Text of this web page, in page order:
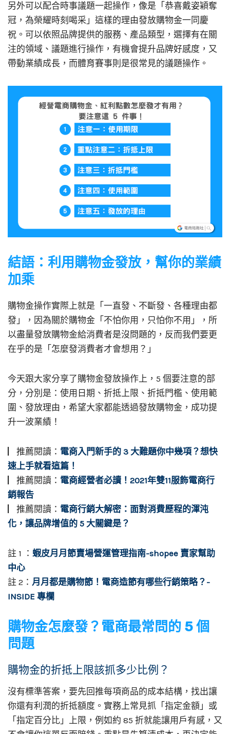
另外可以配合時事議題一起操作，像是「恭喜戴姿穎奪
冠，為榮耀時刻喝采」這樣的理由發放購物金一同慶
祝。可以依照品牌提供的服務、產品類型，選擇有在關
注的領域、議題進行操作，有機會提升品牌好感度，又
帶動業績成長，而體育賽事則是很常見的議題操作。
結語：利用購物金發放，幫你的業績
加乘
購物金操作實際上就是「一直發、不斷發、各種理由都
發」，因為關於購物金「不怕你用，只怕你不用」，所
以盡量發放購物金給消費者是沒問題的，反而我們要更
在乎的是「怎麼發消費者才會想用？」
今天跟大家分享了購物金發放操作上，5 個要注意的部
分，分別是：使用日期、折抵上限、折抵門檻、使用範
圍、發放理由，希望大家都能透過發放購物金，成功提
升一波業績！
▏推薦閱讀： 電商入門新手的 3 大難題你中幾項？想快
速上手就看這篇！
▏推薦閱讀： 電商經營者必讀！2021年雙11服飾電商行
銷報告
▏推薦閱讀： 電商行銷大解密：面對消費歷程的渾沌
化，讓品牌增值的 5 大關鍵是？
註 1 ： 蝦皮月月節賣場營運管理指南-shopee 賣家幫助
中心
註 2： 月月都是購物節！電商造節有哪些行銷策略？-
INSIDE 專欄
購物金怎麼發？電商最常問的 5 個
問題
購物金的折抵上限該抓多少比例？
沒有標準答案，要先回推每項商品的成本結構，找出讓
你還有利潤的折抵額度。實務上常見抓「指定金額」或
「指定百分比」上限，例如約 85 折就能讓用戶有感，又